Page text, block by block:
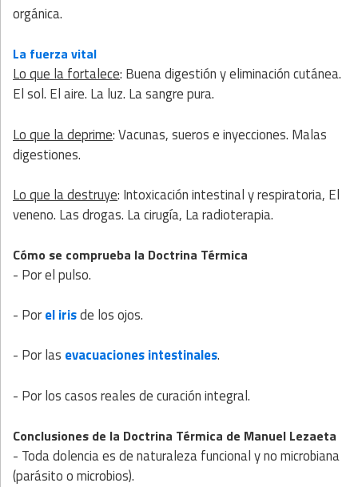
orgánica.
La fuerza vital
Lo que la fortalece: Buena digestión y eliminación cutánea.
El sol. El aire. La luz. La sangre pura.
Lo que la deprime: Vacunas, sueros e inyecciones. Malas
digestiones.
Lo que la destruye: Intoxicación intestinal y respiratoria, El
veneno. Las drogas. La cirugía, La radioterapia.
Cómo se comprueba la Doctrina Térmica
- Por el pulso.
- Porel irisde los ojos.
- Por las evacuaciones intestinales.
- Por los casos reales de curación integral.
Conclusiones de la Doctrina Térmica de Manuel Lezaeta
- Toda dolencia es de naturaleza funcional y no microbiana
(parásito o microbios).